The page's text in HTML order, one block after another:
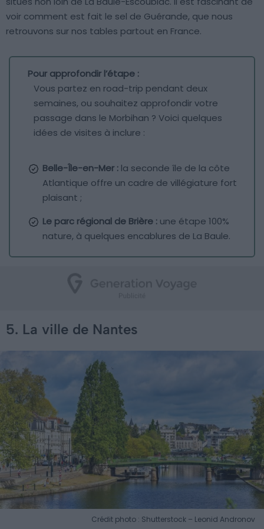
voir comment est fait le sel de Guérande, que nous
retrouvons sur nos tables partout en France.
Pour approfondir l’étape :
Vous partez en road-trip pendant deux
semaines, ou souhaitez approfondir votre
passage dans le Morbihan ? Voici quelques
idées de visites à inclure :
Belle-Île-en-Mer : la seconde île de la côte
Atlantique offre un cadre de villégiature fort
plaisant ;
Le parc régional de Brière : une étape 100%
nature, à quelques encablures de La Baule.
5. La ville de Nantes
Crédit photo : Shutterstock – Leonid Andronov